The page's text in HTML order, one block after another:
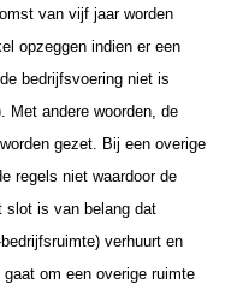
van vijf jaar worden
opzeggen indien er een
bedrijfsvoering niet is
Met andere woorden, de
gezet. Bij een overige
regels niet waardoor de
slot is van belang dat
verhuurt en
om een overige ruimte